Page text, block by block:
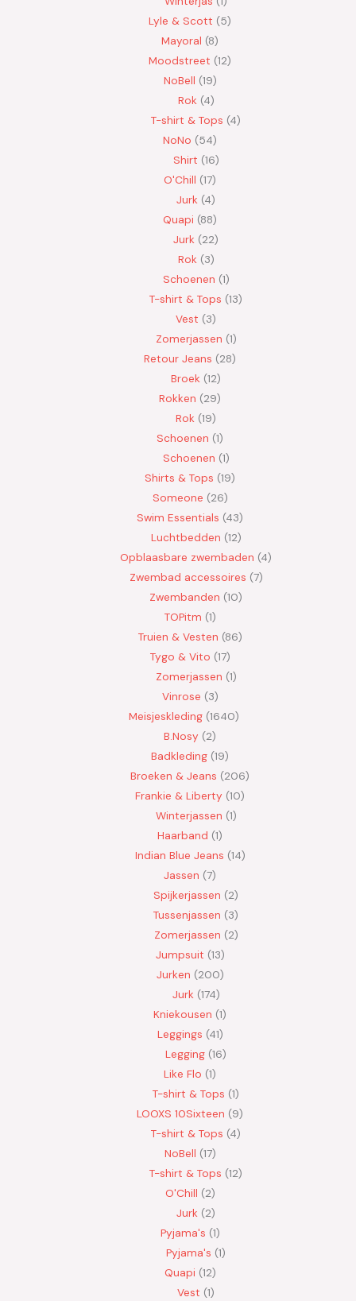
Lyle & Scott
5
Mayoral 8
Moodstreet 12
NoBell 19
Rok 4
T-shirt & Tops 4
NoNo
54
Shirt 16
O'Chill 17
Jurk 4
Quapi 88
Jurk 22
Rok 3
Schoenen 1
T-shirt & Tops 13
Vest
3
Zomerjassen 1
Retour Jeans
28
Broek 12
Rokken
29
Rok 19
Schoenen 1
Schoenen 1
Shirts & Tops 19
Someone 26
Swim Essentials 43
Luchtbedden 12
Opblaasbare zwembaden 4
Zwembad accessoires 7
Zwembanden 10
TOPitm 1
Truien & Vesten 86
Tygo & Vito 17
Zomerjassen 1
Vinrose 3
Meisjeskleding 1640
B.Nosy
2
Badkleding 19
Broeken & Jeans
206
Frankie & Liberty 10
Winterjassen 1
Haarband 1
Indian Blue Jeans 14
Jassen 7
Spijkerjassen
2
Tussenjassen
3
Zomerjassen 2
Jumpsuit 13
Jurken 200
Jurk 174
Kniekousen 1
Leggings 41
Legging 16
Like Flo 1
T-shirt & Tops 1
LOOXS 10Sixteen
9
T-shirt & Tops 4
NoBell 17
T-shirt & Tops 12
O'Chill 2
Jurk 2
Pyjama's 1
Pyjama's 1
Quapi 12
Vest 1